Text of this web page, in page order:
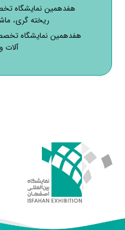
هفدهمین نمایشگاه
ریخته گری،
هفدهمین نمایشگاه
آلات